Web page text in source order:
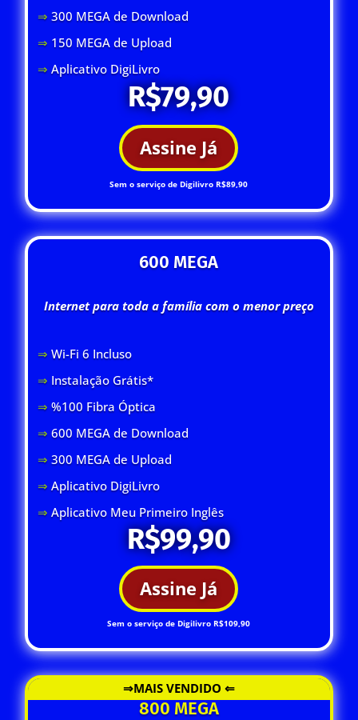
⇒ 300 MEGA de Download
⇒ 150 MEGA de Upload
⇒Aplicativo DigiLivro
R$79,90
Assine Já
Sem o serviço de Digilivro R$89,90
600 MEGA
Internet para toda a família com o menor preço
⇒ Wi-Fi 6 Incluso
⇒ Instalação Grátis*
⇒ %100 Fibra Óptica
⇒ 600 MEGA de Download
⇒300 MEGA de Upload
⇒Aplicativo DigiLivro
⇒Aplicativo Meu Primeiro Inglês
R$99,90
Assine Já
Sem o serviço de Digilivro R$109,90
⇒MAIS VENDIDO ⇐
800 MEGA